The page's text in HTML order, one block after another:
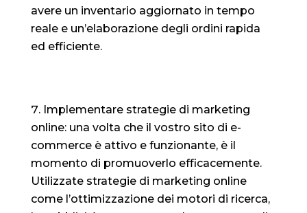
avere un inventario aggiornato in tempo
reale e un’elaborazione degli ordini rapida
ed efficiente.
Implementare strategie di marketing
online: una volta che il vostro sito di e-
commerce è attivo e funzionante, è il
momento di promuoverlo efficacemente.
Utilizzate strategie di marketing online
come l’ottimizzazione dei motori di ricerca,